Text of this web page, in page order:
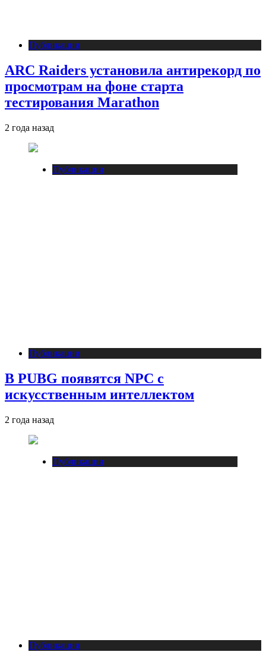
Публикации
ARC Raiders установила антирекорд по
просмотрам на фоне старта
тестирования Marathon
2 года назад
Публикации
Публикации
В PUBG появятся NPC с
искусственным интеллектом
2 года назад
Публикации
Публикации